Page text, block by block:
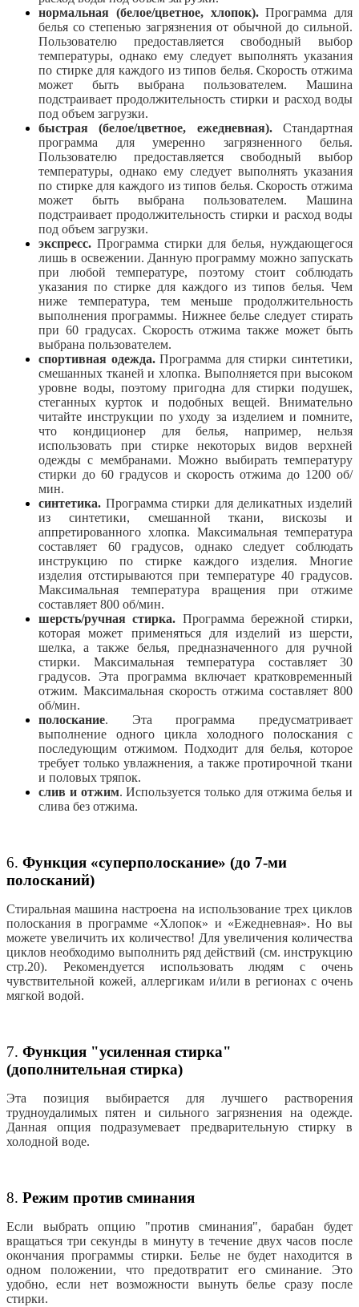
нормальная (белое/цветное, хлопок).Программа для
белья со степенью загрязнения от обычной до сильной.
Пользователю предоставляется свободный выбор
температуры, однако ему следует выполнять указания
по стирке для каждого из типов белья. Скорость отжима
может быть выбрана пользователем. Машина
подстраивает продолжительность стирки и расход воды
под объем загрузки.
быстрая (белое/цветное, ежедневная).Стандартная
программа для умеренно загрязненного белья.
Пользователю предоставляется свободный выбор
температуры, однако ему следует выполнять указания
по стирке для каждого из типов белья. Скорость отжима
может быть выбрана пользователем. Машина
подстраивает продолжительность стирки и расход воды
под объем загрузки.
экспресс. Программа стирки для белья, нуждающегося
лишь в освежении. Данную программу можно запускать
при любой температуре, поэтому стоит соблюдать
указания по стирке для каждого из типов белья. Чем
ниже температура, тем меньше продолжительность
выполнения программы. Нижнее белье следует стирать
при 60 градусах. Скорость отжима также может быть
выбрана пользователем.
спортивная одежда.Программа для стирки синтетики,
смешанных тканей и хлопка. Выполняется при высоком
уровне воды, поэтому пригодна для стирки подушек,
стеганных курток и подобных вещей. Внимательно
читайте инструкции по уходу за изделием и помните,
что кондиционер для белья, например, нельзя
использовать при стирке некоторых видов верхней
одежды с мембранами. Можно выбирать температуру
стирки до 60 градусов и скорость отжима до 1200 об/
мин.
синтетика. Программа стирки для деликатных изделий
из синтетики, смешанной ткани, вискозы и
аппретированного хлопка. Максимальная температура
составляет 60 градусов, однако следует соблюдать
инструкцию по стирке каждого изделия. Многие
изделия отстирываются при температуре 40 градусов.
Максимальная температура вращения при отжиме
составляет 800 об/мин.
шерсть/ручная стирка. Программа бережной стирки,
которая может применяться для изделий из шерсти,
шелка, а также белья, предназначенного для ручной
стирки. Максимальная температура составляет 30
градусов. Эта программа включает кратковременный
отжим. Максимальная скорость отжима составляет 800
об/мин.
полоскание. Эта программа предусматривает
выполнение одного цикла холодного полоскания с
последующим отжимом. Подходит для белья, которое
требует только увлажнения, а также протирочной ткани
и половых тряпок.
слив и отжим. Используется только для отжима белья и
слива без отжима.
6. Функция «суперполоскание» (до 7-ми
полосканий)
Стиральная машина настроена на использование трех циклов
полоскания в программе «Хлопок» и «Ежедневная». Но вы
можете увеличить их количество! Для увеличения количества
циклов необходимо выполнить ряд действий (см. инструкцию
стр.20). Рекомендуется использовать людям с очень
чувствительной кожей, аллергикам и/или в регионах с очень
мягкой водой.
7. Функция "усиленная стирка"
(дополнительная стирка)
Эта позиция выбирается для лучшего растворения
трудноудалимых пятен и сильного загрязнения на одежде.
Данная опция подразумевает предварительную стирку в
холодной воде.
8. Режим против сминания
Если выбрать опцию "против сминания", барабан будет
вращаться три секунды в минуту в течение двух часов после
окончания программы стирки. Белье не будет находится в
одном положении, что предотвратит его сминание. Это
удобно, если нет возможности вынуть белье сразу после
стирки.